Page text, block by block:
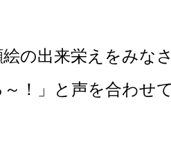
の出来栄えをみな
～！」と声を合わせ